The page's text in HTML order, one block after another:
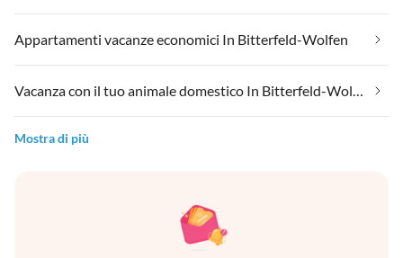
Appartamenti vacanze economici In Bitterfeld-Wolfen
Vacanza con il tuo animale domestico In Bitterfeld-Wolfen
Mostra di più